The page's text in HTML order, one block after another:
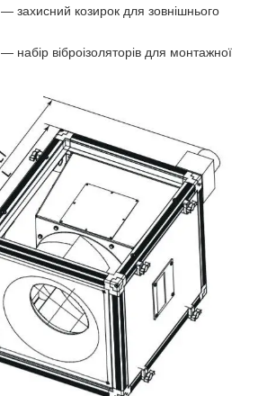
— захисний козирок для зовнішнього
— набір віброізоляторів для монтажної